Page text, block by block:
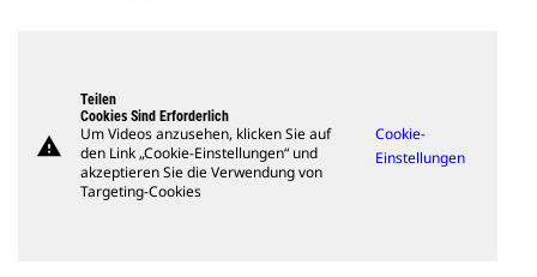
warning
Teilen
Cookies Sind Erforderlich
Um Videos anzusehen, klicken Sie auf
den Link „Cookie-Einstellungen“ und
akzeptieren Sie die Verwendung von
Targeting-Cookies
Cookie-
Einstellungen